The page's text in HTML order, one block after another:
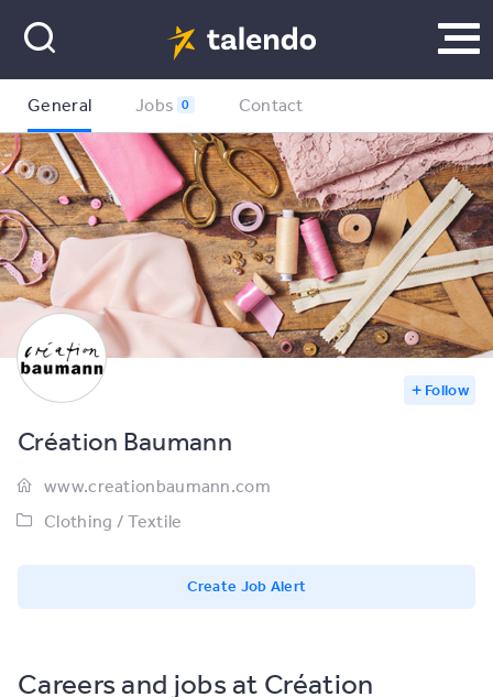
Follow
General Jobs 0 Contact
Création Baumann
www.creationbaumann.com
Clothing / Textile
Create Job Alert
Careers and jobs at Création